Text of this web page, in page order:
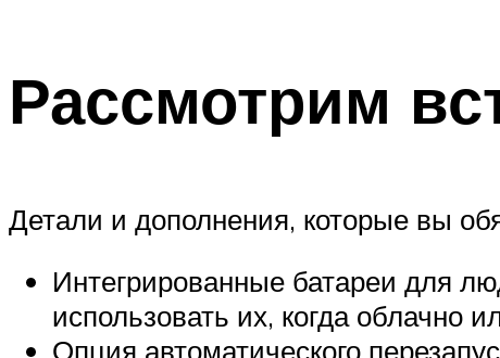
Рассмотрим
Детали и дополнения, которые вы
Интегрированные батареи для
использовать их, когда
Опция автоматического